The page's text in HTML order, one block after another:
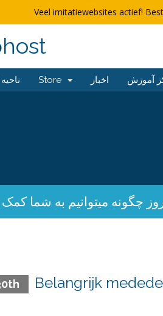
Veel imitatiewebsites actief!
Store اخبار آموزش
چگونه میتوانیم به شما کمک
Belangrijk